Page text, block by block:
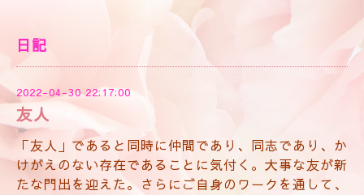
日記
2022-04-30 22:17:00
友人
「友人」であると同時に仲間であり、同志であり、か
けがえのない存在であることに気付く。大事な友が新
たな門出を迎えた。さらにご自身のワークを通して、